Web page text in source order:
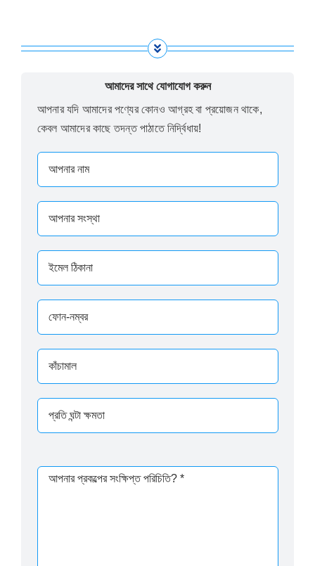
আমাদের সাথে যোগাযোগ করুন
আপনার যদি আমাদের পণ্যের কোনও আগ্রহ বা প্রয়োজন থাকে,
কেবল আমাদের কাছে তদন্ত পাঠাতে নির্দ্বিধায়!